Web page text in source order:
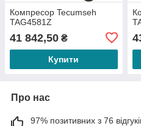
Компресор Tecumseh
TAG4581Z
41 842,50 ₴
Купити
Про нас
97% позитивних з 76